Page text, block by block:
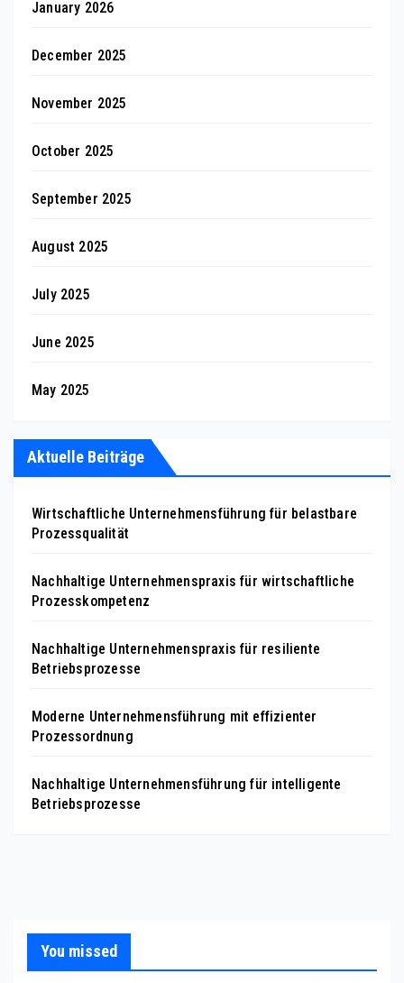
January 2026
December 2025
November 2025
October 2025
September 2025
August 2025
July 2025
June 2025
May 2025
Aktuelle Beiträge
Wirtschaftliche Unternehmensführung für belastbare
Prozessqualität
Nachhaltige Unternehmenspraxis für wirtschaftliche
Prozesskompetenz
Nachhaltige Unternehmenspraxis für resiliente
Betriebsprozesse
Moderne Unternehmensführung mit effizienter
Prozessordnung
Nachhaltige Unternehmensführung für intelligente
Betriebsprozesse
You missed